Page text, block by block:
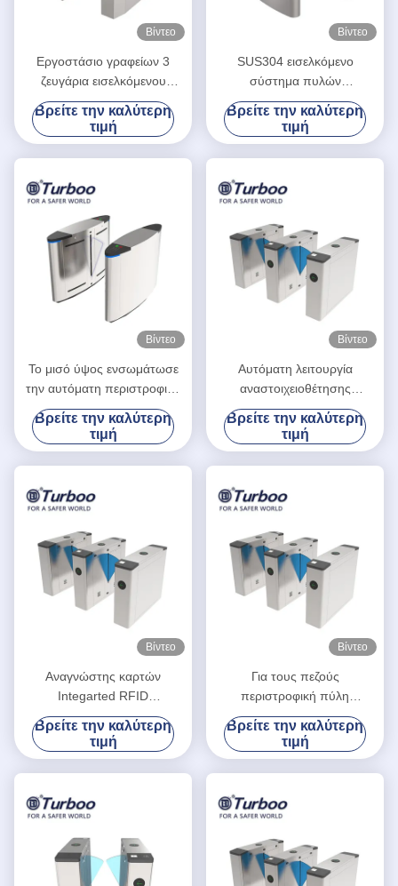
Βίντεο
Εργοστάσιο γραφείων 3
ζευγάρια εισελκόμενου
αυτόματου πυλών εμποδίων
χτυπημάτων που σχεδιάζεται
Βρείτε την καλύτερη
τιμή
Βίντεο
SUS304 εισελκόμενο
σύστημα πυλών
περιστροφικών πυλών
ύψους μέσης Barrie RFID
χτυπημάτων
Βρείτε την καλύτερη
τιμή
Βίντεο
Το μισό ύψος ενσωμάτωσε
την αυτόματη περιστροφική
πύλη εμποδίων χτυπημάτων
με την αναγνώριση
προσώπου
Βρείτε την καλύτερη
τιμή
Βίντεο
Αυτόματη λειτουργία
αναστοιχειοθέτησης
συστημάτων εμποδίων
πυλών/εισόδων εμποδίων
χτυπημάτων δακτυλικών
αποτυπωμάτων
Βρείτε την καλύτερη
τιμή
Βίντεο
Αναγνώστης καρτών
Integarted RFID
συστημάτων ελέγχου
προσπέλασης πυλών
εμποδίων χτυπημάτων και
ανιχνευτής QR
Βρείτε την καλύτερη
τιμή
Βίντεο
Για τους πεζούς
περιστροφική πύλη
εμποδίων χτυπημάτων για
την εσωτερική και υπαίθρια
διαχείριση ασφάλειας
Βρείτε την καλύτερη
τιμή